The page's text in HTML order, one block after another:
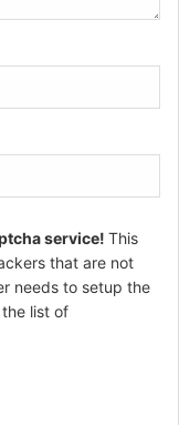
service! This
that are not
needs to setup the
list of